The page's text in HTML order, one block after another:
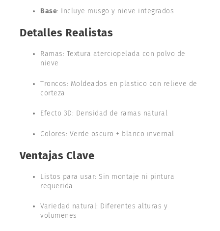
Base: Incluye musgo y nieve integrados
Detalles Realistas
Ramas: Textura aterciopelada con polvo de
nieve
Troncos: Moldeados en plastico con relieve de
corteza
Efecto 3D: Densidad de ramas natural
Colores: Verde oscuro + blanco invernal
Ventajas Clave
Listos para usar: Sin montaje ni pintura
requerida
Variedad natural: Diferentes alturas y
volumenes